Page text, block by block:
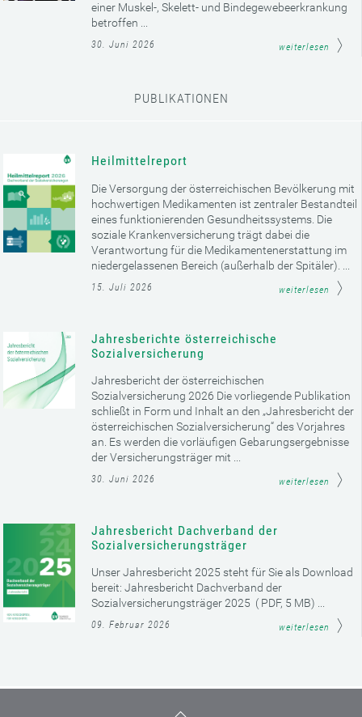
einer Muskel-, Skelett- und Bindegewebeerkrankung
betroffen ...
30. Juni 2026 weiterlesen
PUBLIKATIONEN
Heilmittelreport
Die Versorgung der österreichischen Bevölkerung mit
hochwertigen Medikamenten ist zentraler Bestandteil
eines funktionierenden Gesundheitssystems. Die
soziale Krankenversicherung trägt dabei die
Verantwortung für die Medikamentenerstattung im
niedergelassenen Bereich (außerhalb der Spitäler). ...
15. Juli 2026 weiterlesen
Jahresberichte österreichische
Sozialversicherung
Jahresbericht der österreichischen
Sozialversicherung 2026 Die vorliegende Publikation
schließt in Form und Inhalt an den „Jahresbericht der
österreichischen Sozialversicherung“ des Vorjahres
an. Es werden die vorläufigen Gebarungsergebnisse
der Versicherungsträger mit ...
30. Juni 2026 weiterlesen
Jahresbericht Dachverband der
Sozialversicherungsträger
Unser Jahresbericht 2025 steht für Sie als Download
bereit: Jahresbericht Dachverband der
Sozialversicherungsträger 2025 ( PDF, 5 MB) ...
09. Februar 2026 weiterlesen